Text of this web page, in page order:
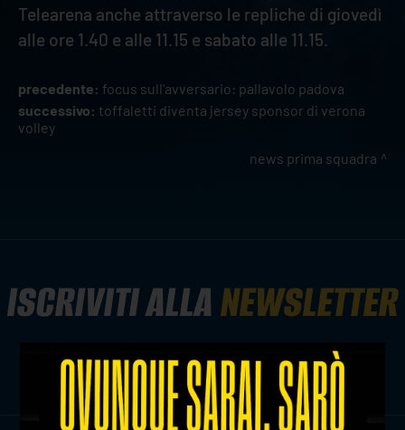
Telearena anche attraverso le repliche di giovedì
alle ore 1.40 e alle 11.15 e sabato alle 11.15.
precedente: focus sull'avversario: pallavolo padova
successivo: toffaletti diventa jersey sponsor di verona
volley
news prima squadra
ISCRIVITI ALLANEWSLETTER
ISCRIVITI ORA